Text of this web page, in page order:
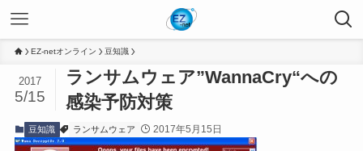
EZ-netオンライン 豆知識
ランサムウェア”WannaCry“への
感染予防対策
2017
5/15
豆知識 ランサムウェア 2017年5月15日